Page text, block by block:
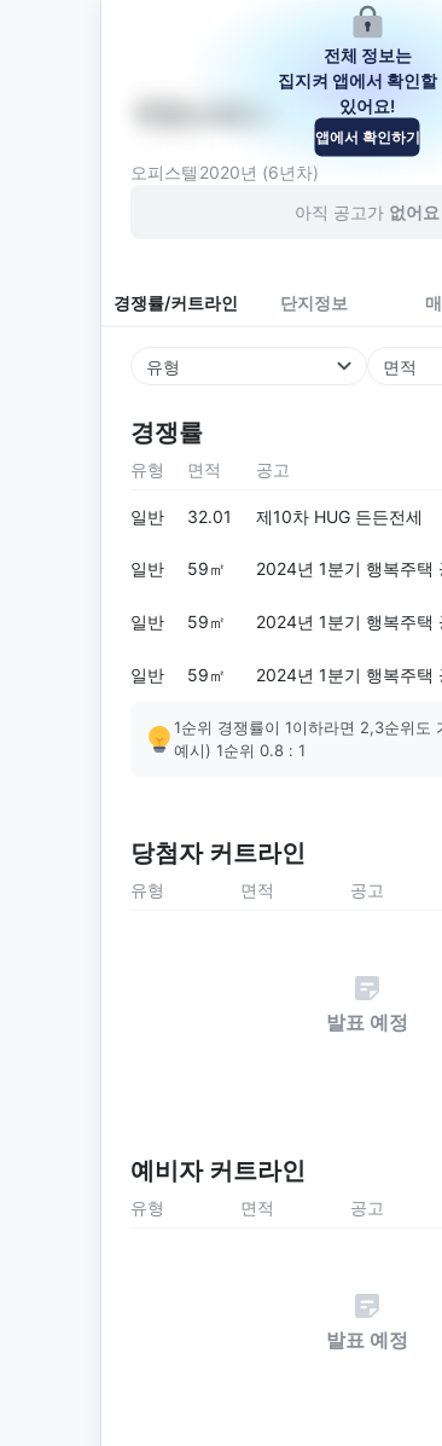
서울특별시 영등포구 영등포로 16
오피스텔 2020년 (6년차)
아직 공고가 없어요
경쟁률/커트라인 단지정보
유형 면적
경쟁률
전체 정보는
집지켜 앱에서 확인할
있어요!
앱에서 확인하기
유형 면적 공고
일반 32.01 제10차 HUG 든든전세
일반 59㎡ 2024년 1분기 행복주택
일반 59㎡ 2024년 1분기 행복주택
일반 59㎡ 2024년 1분기 행복주택
1순위 경쟁률이 1이하라면 2,3순위도
예시) 1순위 0.8 : 1
당첨자 커트라인
유형 면적 공고
발표 예정
예비자 커트라인
유형 면적 공고
발표 예정